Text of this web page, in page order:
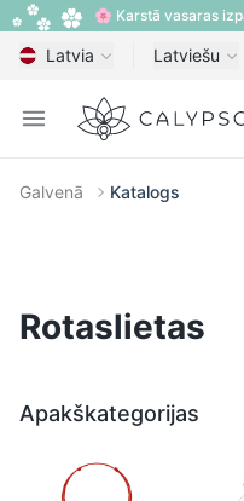
🌸 Karstā vasaras
Latvia Latviešu
Open menu
Calypso
Galvenā Katalogs
Rotaslietas
Apakškategorijas